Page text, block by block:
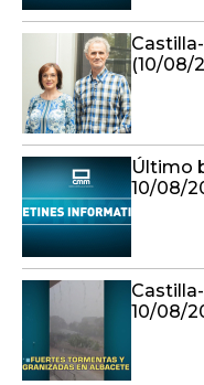
(10/08/
Último
10/08/
10/08/